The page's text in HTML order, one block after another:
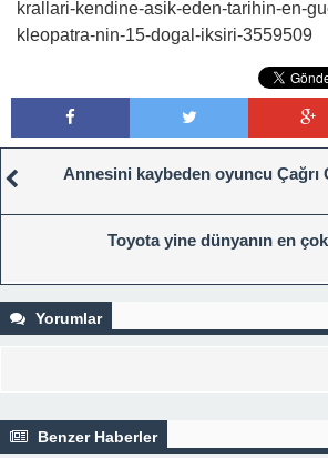
krallari-kendine-asik-eden-tarihin-en-
kleopatra-nin-15-dogal-iksiri-3559509
Annesini kaybeden oyuncu Çağrı
Toyota yine dünyanın en
Yorumlar
Benzer Haberler